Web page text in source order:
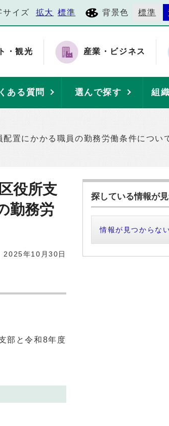
サイズ 拡大 標準 背景色 標準
・観光 産業・ビジネス
ある質問 選んで探す 組
置にかかる職員の勤務労働条件につい
役所支
勤務労
2025年10月30日
部と令和8年度
探している情報が
情報が見つからな